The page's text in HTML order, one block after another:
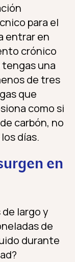
para el
entrar en
crónico
una
de tres
que
como si
carbón, no
días.
en
largo y
de
durante